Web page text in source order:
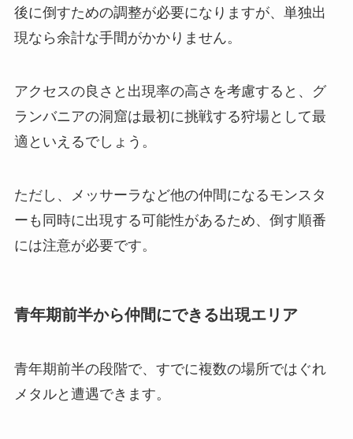
後に倒すための調整が必要になりますが、単独出
現なら余計な手間がかかりません。
アクセスの良さと出現率の高さを考慮すると、グ
ランバニアの洞窟は最初に挑戦する狩場として最
適といえるでしょう。
ただし、メッサーラなど他の仲間になるモンスタ
ーも同時に出現する可能性があるため、倒す順番
には注意が必要です。
青年期前半から仲間にできる出現エリア
青年期前半の段階で、すでに複数の場所ではぐれ
メタルと遭遇できます。